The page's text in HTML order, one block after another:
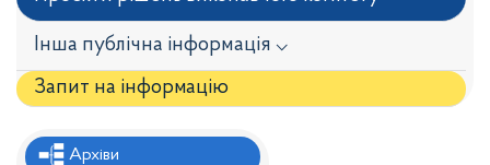
Інша публічна інформація ⌵
Запит на iнформацію
Рішення районної ради
Архіви